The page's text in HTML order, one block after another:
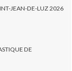
JEAN-DE-LUZ 2026
DE